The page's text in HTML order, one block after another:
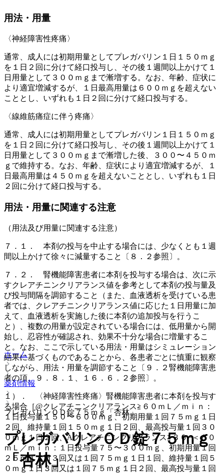
用法・用量
〈神経障害性疼痛〉
通常、成人には初期用量としてプレガバリン１日１５０ｍｇ
を１日２回に分けて経口投与し、その後１週間以上かけて１
日用量として３００ｍｇまで漸増する。なお、年齢、症状に
より適宜増減するが、１日最高用量は６００ｍｇを超えない
こととし、いずれも１日２回に分けて経口投与する。
〈線維筋痛症に伴う疼痛〉
通常、成人には初期用量としてプレガバリン１日１５０ｍｇ
を１日２回に分けて経口投与し、その後１週間以上かけて１
日用量として３００ｍｇまで漸増した後、３００〜４５０ｍ
ｇで維持する。なお、年齢、症状により適宜増減するが、１
日最高用量は４５０ｍｇを超えないこととし、いずれも１日
２回に分けて経口投与する。
用法・用量に関連する注意
（用法及び用量に関連する注意）
７．１． 本剤の投与を中止する場合には、少なくとも１週
間以上かけて徐々に減量すること〔８．２参照〕。
７．２． 腎機能障害患者に本剤を投与する場合は、次に示
すクレアチニンクリアランス値を参考として本剤の投与量及
び投与間隔を調節すること（また、血液透析を受けている患
者では、クレアチニンクリアランス値に応じた１日用量に加
えて、血液透析を実施した後に本剤の追加投与を行うこ
と）、複数の用量が設定されている場合には、低用量から開
始し、忍容性が確認され、効果不十分な場合に増量するこ
と。なお、ここで示している用法・用量はシミュレーション
結果に基づくものであることから、各患者ごとに慎重に観察
しながら、用法・用量を調節すること〔９．２腎機能障害患
者の項、９．８．１、１６．６．２参照〕。
１）． 〈神経障害性疼痛〉腎機能障害患者に本剤を投与す
る場合［@クレアチニンクリアランス≧６０ｍＬ／ｍｉｎ：
１日投与量１５０〜６００ｍｇ、初期用量１回７５ｍｇ１日
２回、維持量１回１５０ｍｇ１日２回、最高投与量１回３０
０ｍｇ１日２回、Aクレアチニンクリアランス≧３０−＜６０
ｍＬ／ｍｉｎ：１日投与量７５〜３００ｍｇ、初期用量１回
２５ｍｇ１日３回又は１回７５ｍｇ１日１回、維持量１回５
０ｍｇ１日３回又は１回７５ｍｇ１日２回、最高投与量１回
ホーム
薬剤情報
プレガバリンＯＤ錠７５ｍｇ「杏林」
プレガバリンＯＤ錠７５ｍｇ
「杏林」